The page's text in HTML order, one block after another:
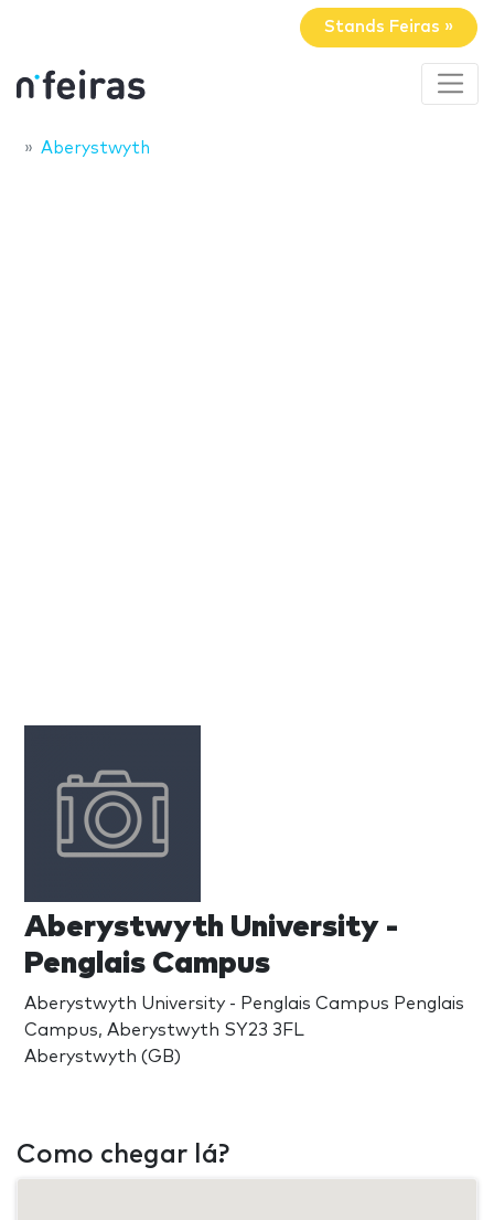
Stands Feiras »
Aberystwyth
Aberystwyth University -
Penglais Campus
Aberystwyth University - Penglais Campus Penglais
Campus, Aberystwyth SY23 3FL
Aberystwyth (GB)
Como chegar lá?